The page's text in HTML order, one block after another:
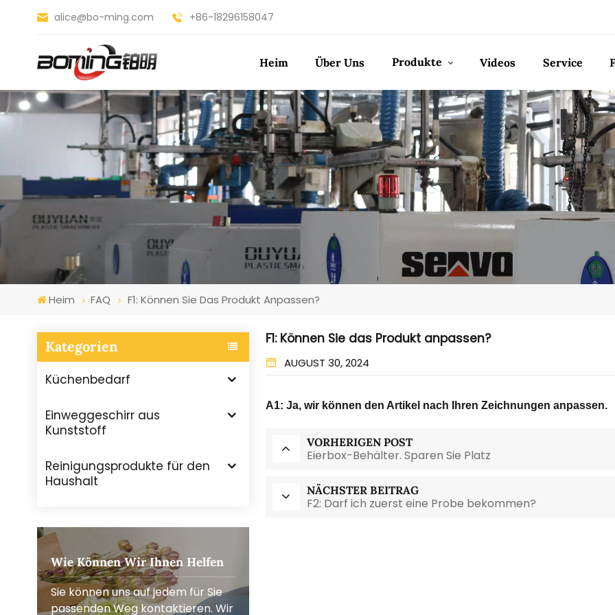
alice@bo-ming.com +86-18296158047
Heim Über Uns Produkte Videos Service
Heim FAQ F1: Können Sie Das Produkt Anpassen?
Kategorien
Küchenbedarf
Einweggeschirr aus
Kunststoff
Reinigungsprodukte für den
Haushalt
Wie Können Wir Ihnen Helfen
Sie können uns auf jedem für Sie
passenden Weg kontaktieren. Wir
F1: Können Sie das Produkt anpassen?
AUGUST 30, 2024
A1: Ja, wir können den Artikel nach Ihren Zeichnungen anpassen.
VORHERIGEN POST
Eierbox-Behälter. Sparen Sie Platz
NÄCHSTER BEITRAG
F2: Darf ich zuerst eine Probe bekommen?